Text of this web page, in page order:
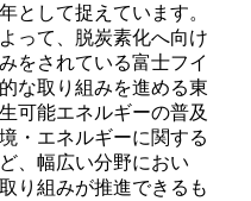
として捉えています。
って、脱炭素化へ向け
をされている富士フイ
な取り組みを進める東
可能エネルギーの普及
・エネルギーに関する
、幅広い分野におい
り組みが推進できるも